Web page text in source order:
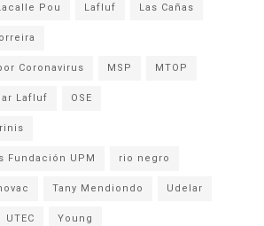
Pou Lafluf Las Cañas
Coronavirus MSP MTOP
Lafluf OSE
Fundación UPM rio negro
Tany Mendiondo Udelar
UTEC Young